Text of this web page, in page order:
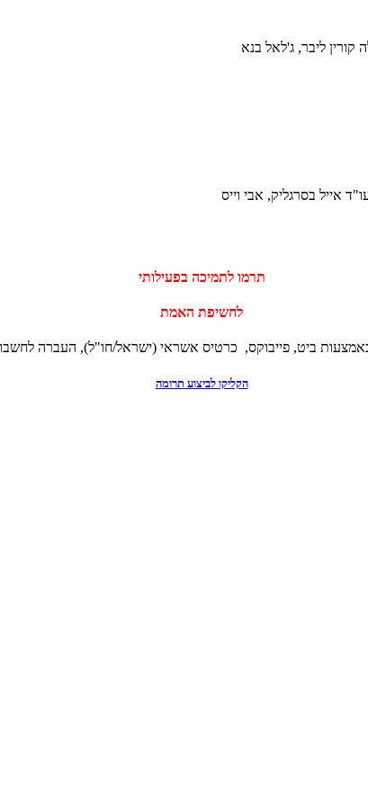
קורין ליבר, ג'לאל בנא
אייל בסרגליק, אבי וייס
‏תרמו לתמיכה בפעילותי
לחשיפת האמת
ביט, פייבוקס, כרטיס אשראי (ישראל/חו"ל), העברה
הקליקו לביצוע תרומה